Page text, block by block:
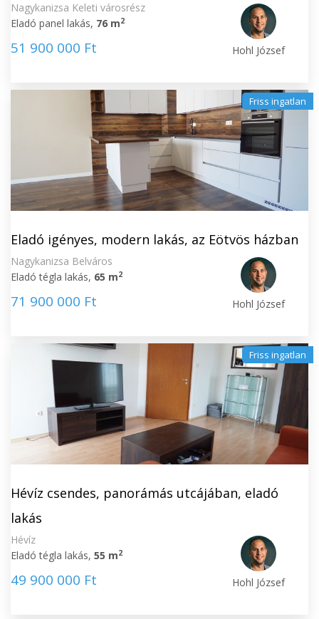
Nagykanizsa Keleti városrész
Eladó panel lakás, 76 m2
51 900 000 Ft Hohl József
Friss ingatlan
Eladó igényes, modern lakás, az Eötvös házban
Nagykanizsa Belváros
Eladó tégla lakás, 65 m2
71 900 000 Ft Hohl József
Friss ingatlan
Hévíz csendes, panorámás utcájában, eladó
lakás
Hévíz
Eladó tégla lakás, 55 m2
49 900 000 Ft Hohl József